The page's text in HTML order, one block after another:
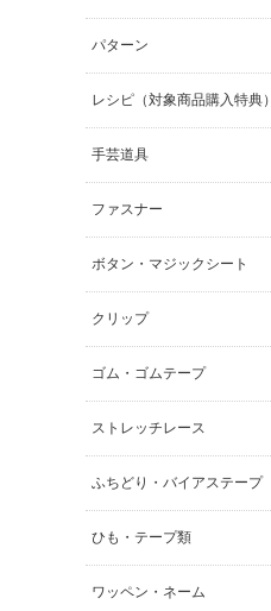
パターン
レシピ（対象商品購入特典）
手芸道具
ファスナー
ボタン・マジックシート
クリップ
ゴム・ゴムテープ
ストレッチレース
ふちどり・バイアステープ
ひも・テープ類
ワッペン・ネーム